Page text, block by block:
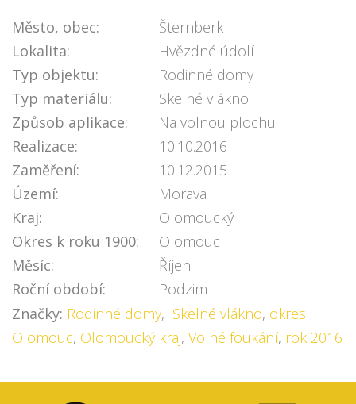
Město, obec:
Šternberk
Lokalita:
Hvězdné údolí
Typ objektu:
Rodinné domy
Typ materiálu:
Skelné vlákno
Způsob aplikace:
Na volnou plochu
Realizace:
10.10.2016
Zaměření:
10.12.2015
Území:
Morava
Kraj:
Olomoucký
Okres k roku 1900:
Olomouc
Měsíc:
Říjen
Roční období:
Podzim
Značky: Rodinné domy, Skelné vlákno, okres
Olomouc, Olomoucký kraj, Volné foukání, rok 2016